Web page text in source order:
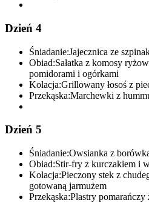
Dzień 4
Śniadanie:Jajecznica ze
Obiad:Sałatka z komosy
pomidorami i ogórkami
Kolacja:Grillowany łosoś z
Przekąska:Marchewki z
Dzień 5
Śniadanie:Owsianka z
Obiad:Stir-fry z kurczakiem i
Kolacja:Pieczony stek z
gotowaną jarmużem
Przekąska:Plastry